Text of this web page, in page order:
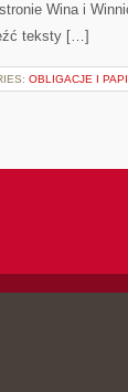
Wina i
teksty […]
OBLIGACJE I